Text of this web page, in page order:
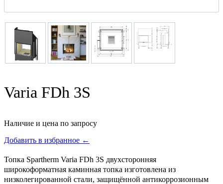
Varia FDh 3S
Наличие и цена по запросу
Добавить в избранное ←
Топка Spartherm Varia FDh 3S двухсторонняя
широкоформатная каминная топка изготовлена из
низколегированной стали, защищённой антикоррозионным